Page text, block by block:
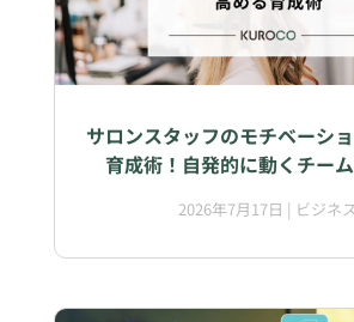
サロンスタッフのモチベーシ
育成術！自発的に動くチー
2026年7月17日 | ビジネス